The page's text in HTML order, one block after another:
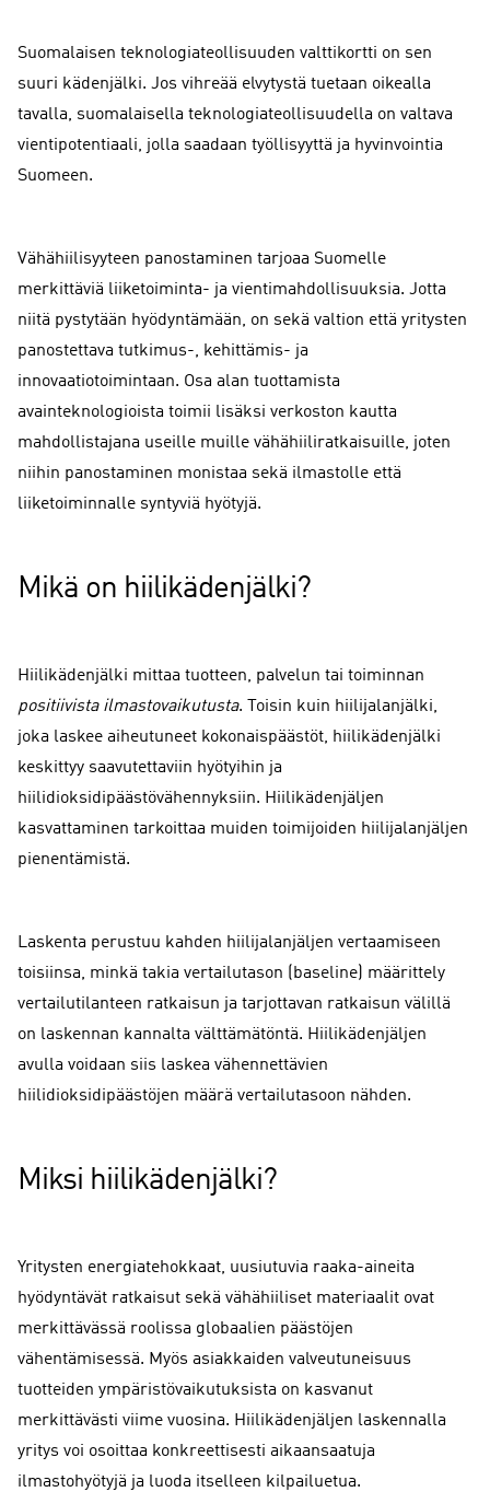
Suomalaisen teknologiateollisuuden valttikortti on sen
suuri kädenjälki. Jos vihreää elvytystä tuetaan oikealla
tavalla, suomalaisella teknologiateollisuudella on valtava
vientipotentiaali, jolla saadaan työllisyyttä ja hyvinvointia
Suomeen.
Vähähiilisyyteen panostaminen tarjoaa Suomelle
merkittäviä liiketoiminta- ja vientimahdollisuuksia. Jotta
niitä pystytään hyödyntämään, on sekä valtion että yritysten
panostettava tutkimus-, kehittämis- ja
innovaatiotoimintaan. Osa alan tuottamista
avainteknologioista toimii lisäksi verkoston kautta
mahdollistajana useille muille vähähiiliratkaisuille, joten
niihin panostaminen monistaa sekä ilmastolle että
liiketoiminnalle syntyviä hyötyjä.
Mikä on hiilikädenjälki?
Hiilikädenjälki mittaa tuotteen, palvelun tai toiminnan
positiivista ilmastovaikutusta. Toisin kuin hiilijalanjälki,
joka laskee aiheutuneet kokonaispäästöt, hiilikädenjälki
keskittyy saavutettaviin hyötyihin ja
hiilidioksidipäästövähennyksiin. Hiilikädenjäljen
kasvattaminen tarkoittaa muiden toimijoiden hiilijalanjäljen
pienentämistä.
Laskenta perustuu kahden hiilijalanjäljen vertaamiseen
toisiinsa, minkä takia vertailutason (baseline) määrittely
vertailutilanteen ratkaisun ja tarjottavan ratkaisun välillä
on laskennan kannalta välttämätöntä. Hiilikädenjäljen
avulla voidaan siis laskea vähennettävien
hiilidioksidipäästöjen määrä vertailutasoon nähden.
Miksi hiilikädenjälki?
Yritysten energiatehokkaat, uusiutuvia raaka-aineita
hyödyntävät ratkaisut sekä vähähiiliset materiaalit ovat
merkittävässä roolissa globaalien päästöjen
vähentämisessä. Myös asiakkaiden valveutuneisuus
tuotteiden ympäristövaikutuksista on kasvanut
merkittävästi viime vuosina. Hiilikädenjäljen laskennalla
yritys voi osoittaa konkreettisesti aikaansaatuja
ilmastohyötyjä ja luoda itselleen kilpailuetua.